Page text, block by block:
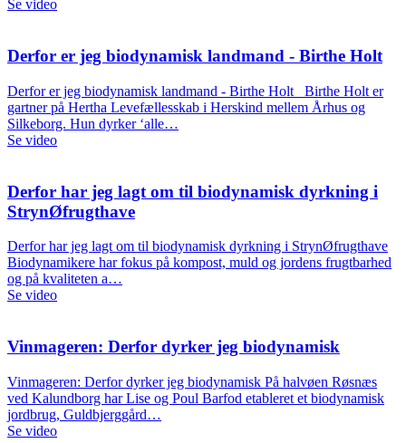
Se video
Derfor er jeg biodynamisk landmand - Birthe Holt
Derfor er jeg biodynamisk landmand - Birthe Holt Birthe Holt er
gartner på Hertha Levefællesskab i Herskind mellem Århus og
Silkeborg. Hun dyrker ‘alle…
Se video
Derfor har jeg lagt om til biodynamisk dyrkning i
StrynØfrugthave
Derfor har jeg lagt om til biodynamisk dyrkning i StrynØfrugthave
Biodynamikere har fokus på kompost, muld og jordens frugtbarhed
og på kvaliteten a…
Se video
Vinmageren: Derfor dyrker jeg biodynamisk
Vinmageren: Derfor dyrker jeg biodynamisk På halvøen Røsnæs
ved Kalundborg har Lise og Poul Barfod etableret et biodynamisk
jordbrug, Guldbjerggård…
Se video